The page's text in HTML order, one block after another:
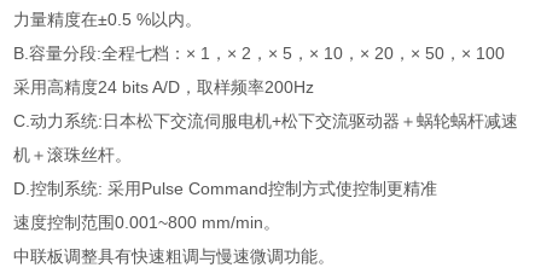
力量精度在±0.5 %以内。
B.容量分段:全程七档：× 1，× 2，× 5，× 10，× 20，× 50，× 100
采用高精度24 bits A/D，取样频率200Hz
C.动力系统:日本松下交流伺服电机+松下交流驱动器＋蜗轮蜗杆减速
机＋滚珠丝杆。
D.控制系统: 采用Pulse Command控制方式使控制更精准
速度控制范围0.001~800 mm/min。
中联板调整具有快速粗调与慢速微调功能。